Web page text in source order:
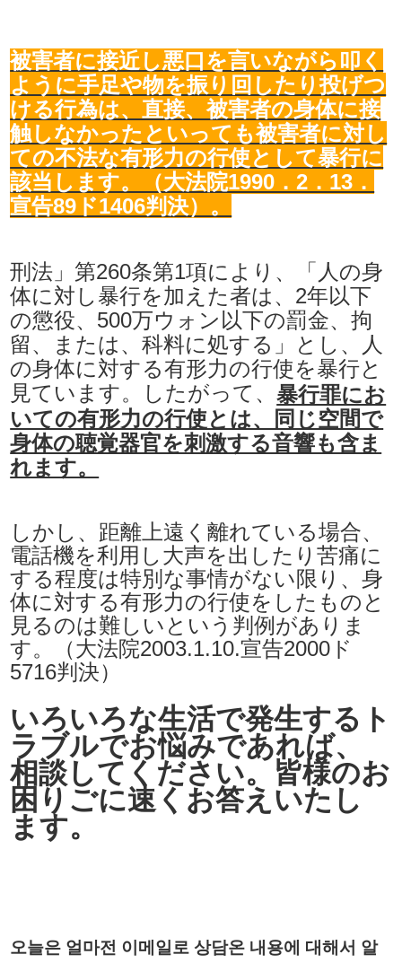
被害者に接近し悪口を言いながら叩く
ように手足や物を振り回したり投げつ
ける行為は、直接、被害者の身体に接
触しなかったといっても被害者に対し
ての不法な有形力の行使として暴行に
該当します。（大法院1990．2．13．
宣告89ド1406判決）。
刑法」第260条第1項により、「人の身
体に対し暴行を加えた者は、2年以下
の懲役、500万ウォン以下の罰金、拘
留、または、科料に処する」とし、人
の身体に対する有形力の行使を暴行と
見ています。したがって、暴行罪にお
いての有形力の行使とは、同じ空間で
身体の聴覚器官を刺激する音響も含ま
れます。
しかし、距離上遠く離れている場合、
電話機を利用し大声を出したり苦痛に
する程度は特別な事情がない限り、身
体に対する有形力の行使をしたものと
見るのは難しいという判例がありま
す。（大法院2003.1.10.宣告2000ド
5716判決）
いろいろな生活で発生するト
ラブルでお悩みであれば、
相談してください。皆様のお
困りごに速くお答えいたし
ます。
오늘은 얼마전 이메일로 상담온 내용에 대해서 알